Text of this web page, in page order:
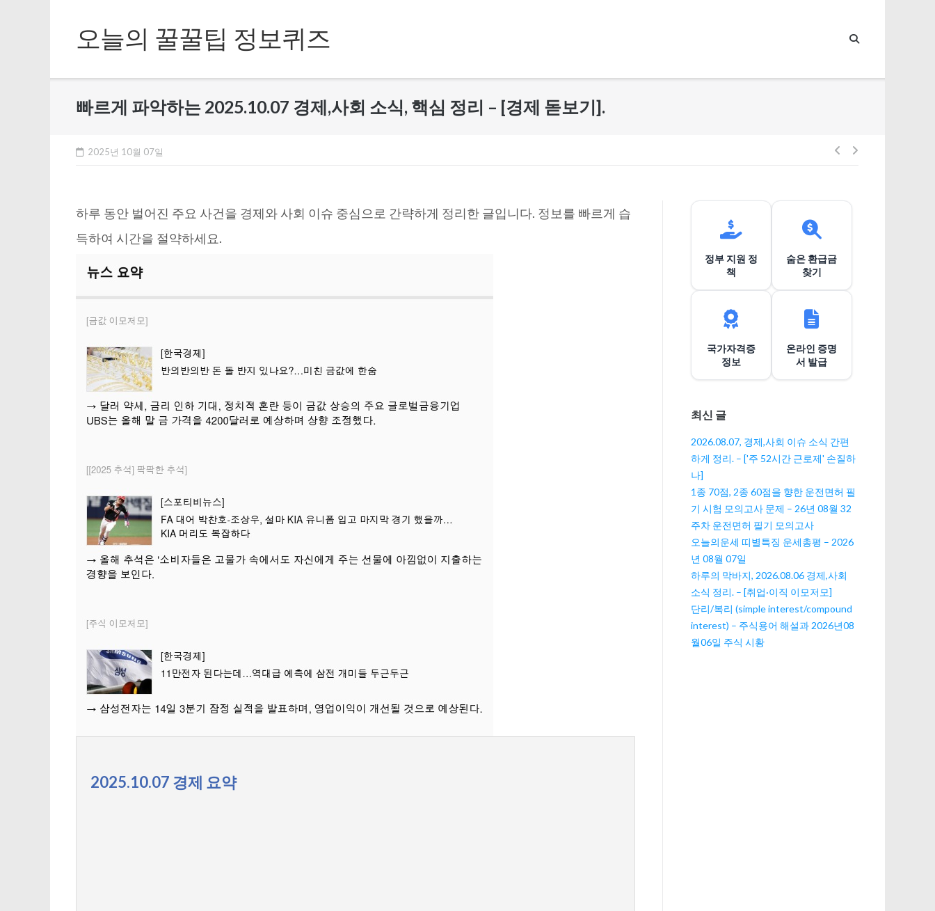
content오늘의 꿀꿀팁 정보퀴즈
빠르게 파악하는 2025.10.07 경제,사회 소식, 핵심 정리 – [경제 돋보기].
2025년 10월 07일
글
게
이
하루 동안 벌어진 주요 사건을 경제와 사회 이슈 중심으로 간략하게 정리한 글입니다. 정보를 빠르게 습
득하여 시간을 절약하세요.
2025.10.07 경제 요약
정부 지원 정
책
숨은 환급금
찾기
국가자격증
정보
온라인 증명
서 발급
최신 글
2026.08.07, 경제,사회 이슈 소식 간편
하게 정리. – ['주 52시간 근로제' 손질하
나]
1종 70점, 2종 60점을 향한 운전면허 필
기 시험 모의고사 문제 – 26년 08월 32
주차 운전면허 필기 모의고사
오늘의운세 띠별특징 운세총평 – 2026
년 08월 07일
하루의 막바지, 2026.08.06 경제,사회
소식 정리. – [취업·이직 이모저모]
단리/복리 (simple interest/compound
interest) – 주식용어 해설과 2026년08
월06일 주식 시황